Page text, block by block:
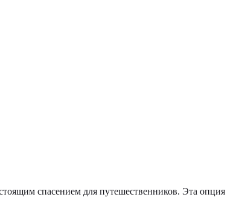
спасением для путешественников. Эта опция